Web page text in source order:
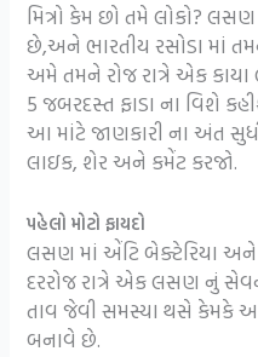
મિત્રો કેમ છો તમે લોકો?
છે,અને ભારતીય રસોડા માં
અમે તમને રોજ રાત્રે એક
5 જબરદસ્ત ફાડા ના વિશે
આ માંટે જાણકારી ના અંત
લાઇક, શેર અને કમેંટ કરજો.
પહેલો મોટો ફાયદો
લસણ માં એંટિ બેક્ટેરિયા અને
દરરોજ રાત્રે એક લસણ નું
તાવ જેવી સમસ્યા થસે કેમકે આ
બનાવે છે.